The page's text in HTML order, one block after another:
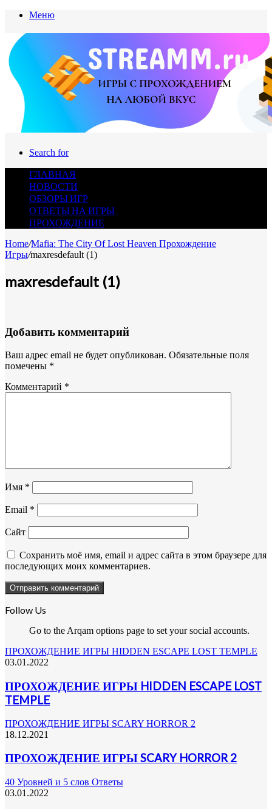
Меню
Search for
ГЛАВНАЯ
НОВОСТИ
ОБЗОРЫ ИГР
ОТВЕТЫ НА ИГРЫ
ПРОХОЖДЕНИЕ
Home/Mafia: The City Of Lost Heaven Прохождение
Игры/maxresdefault (1)
maxresdefault (1)
Добавить комментарий
Ваш адрес email не будет опубликован. Обязательные поля
помечены *
Комментарий *
Имя *
Email *
Сайт
Сохранить моё имя, email и адрес сайта в этом браузере для
последующих моих комментариев.
Follow Us
Go to the Arqam options page to set your social accounts.
ПРОХОЖДЕНИЕ ИГРЫ HIDDEN ESCAPE LOST TEMPLE
03.01.2022
ПРОХОЖДЕНИЕ ИГРЫ HIDDEN ESCAPE LOST
TEMPLE
ПРОХОЖДЕНИЕ ИГРЫ SCARY HORROR 2
18.12.2021
ПРОХОЖДЕНИЕ ИГРЫ SCARY HORROR 2
40 Уровней и 5 слов Ответы
03.01.2022